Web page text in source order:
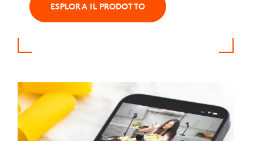
ESPLORA IL PRODOTTO